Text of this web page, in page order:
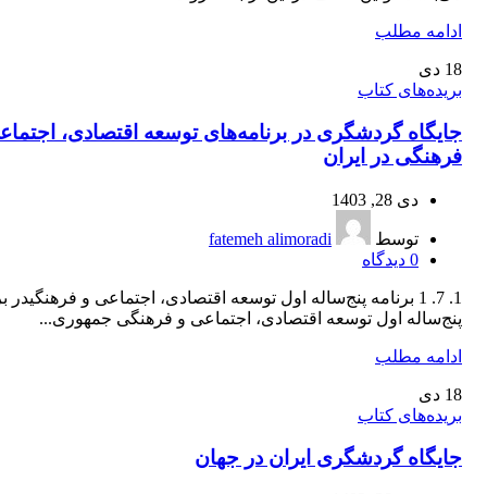
ادامه مطلب
18 دی
بریده‌های کتاب
جایگاه گردشگری در برنامه‌های توسعه اقتصادی،
فرهنگی در ایران
دی 28, 1403
توسط
fatemeh alimoradi
0 دیدگاه
1. 7. 1 برنامه پنج‌ساله اول توسعه اقتصادی، اجتماعی و فرهنگیدر
پنج‌ساله اول توسعه اقتصادی، اجتماعی و فرهنگی جمهوری...
ادامه مطلب
18 دی
بریده‌های کتاب
جایگاه گردشگری ایران در جهان